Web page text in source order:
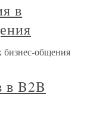
в
бизнес-общения
в B2B